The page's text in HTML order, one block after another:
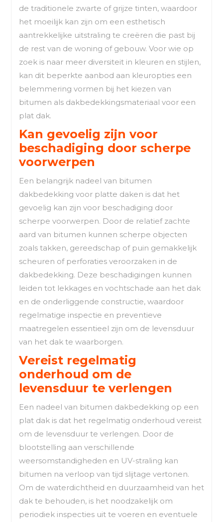
de traditionele zwarte of grijze tinten, waardoor
het moeilijk kan zijn om een esthetisch
aantrekkelijke uitstraling te creëren die past bij
de rest van de woning of gebouw. Voor wie op
zoek is naar meer diversiteit in kleuren en stijlen,
kan dit beperkte aanbod aan kleuropties een
belemmering vormen bij het kiezen van
bitumen als dakbedekkingsmateriaal voor een
plat dak.
Kan gevoelig zijn voor
beschadiging door scherpe
voorwerpen
Een belangrijk nadeel van bitumen
dakbedekking voor platte daken is dat het
gevoelig kan zijn voor beschadiging door
scherpe voorwerpen. Door de relatief zachte
aard van bitumen kunnen scherpe objecten
zoals takken, gereedschap of puin gemakkelijk
scheuren of perforaties veroorzaken in de
dakbedekking. Deze beschadigingen kunnen
leiden tot lekkages en vochtschade aan het dak
en de onderliggende constructie, waardoor
regelmatige inspectie en preventieve
maatregelen essentieel zijn om de levensduur
van het dak te waarborgen.
Vereist regelmatig
onderhoud om de
levensduur te verlengen
Een nadeel van bitumen dakbedekking op een
plat dak is dat het regelmatig onderhoud vereist
om de levensduur te verlengen. Door de
blootstelling aan verschillende
weersomstandigheden en UV-straling kan
bitumen na verloop van tijd slijtage vertonen.
Om de waterdichtheid en duurzaamheid van het
dak te behouden, is het noodzakelijk om
periodiek inspecties uit te voeren en eventuele